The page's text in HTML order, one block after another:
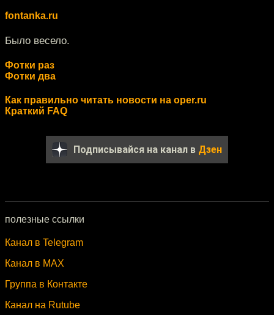
fontanka.ru
Было весело.
Фотки раз
Фотки два
Как правильно читать новости на oper.ru
Краткий FAQ
Подписывайся на канал в Дзен
полезные ссылки
Канал в Telegram
Канал в MAX
Группа в Контакте
Канал на Rutube